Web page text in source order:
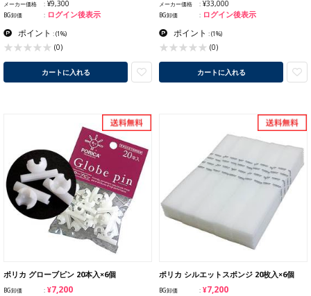
メーカー価格 ¥9,300
BG卸価 ログイン後表示
ポイント :(1%)
(0)
カートに入れる
メーカー価格 ¥33,000
BG卸価 ログイン後表示
ポイント :(1%)
(0)
カートに入れる
ポリカ グローブピン 20本入×6個
BG卸価 ¥7,200
ポリカ シルエットスポンジ 20枚入×6個
BG卸価 ¥7,200